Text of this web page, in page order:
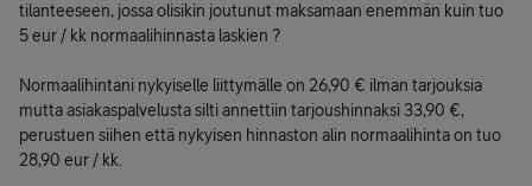
tilanteeseen, jossa olisikin joutunut maksamaan enemmän kuin tuo
5 eur / kk normaalihinnasta laskien ?
Normaalihintani nykyiselle liittymälle on 26,90 € ilman tarjouksia
mutta asiakaspalvelusta silti annettiin tarjoushinnaksi 33,90 €,
perustuen siihen että nykyisen hinnaston alin normaalihinta on tuo
28,90 eur / kk.